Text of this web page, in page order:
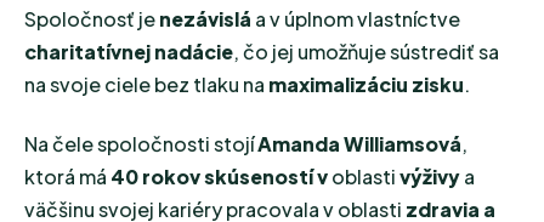
Spoločnosť jenezávislá a v úplnom vlastníctve
charitatívnej nadácie, čo jej umožňuje sústrediť sa
na svoje ciele bez tlaku na maximalizáciu zisku.
Na čele spoločnosti stojíAmanda Williamsová,
ktorá má 40 rokov skúseností voblastivýživya
väčšinu svojej kariéry pracovala v oblasti zdravia a